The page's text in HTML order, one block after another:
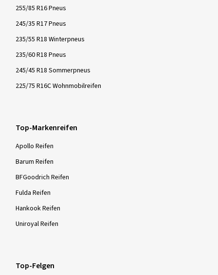
255/85 R16 Pneus
245/35 R17 Pneus
235/55 R18 Winterpneus
235/60 R18 Pneus
245/45 R18 Sommerpneus
225/75 R16C Wohnmobilreifen
Top-Markenreifen
Apollo Reifen
Barum Reifen
BFGoodrich Reifen
Fulda Reifen
Hankook Reifen
Uniroyal Reifen
Top-Felgen